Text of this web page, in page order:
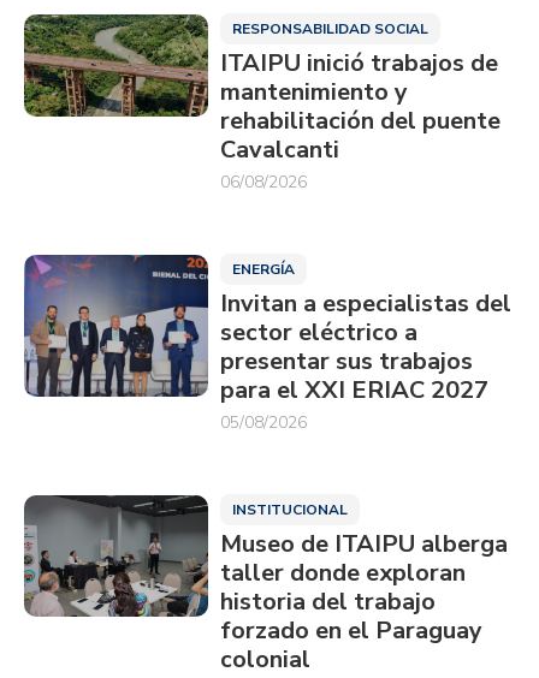
RESPONSABILIDAD SOCIAL
ITAIPU inició trabajos de
mantenimiento y
rehabilitación del puente
Cavalcanti
06/08/2026
ENERGÍA
Invitan a especialistas del
sector eléctrico a
presentar sus trabajos
para el XXI ERIAC 2027
05/08/2026
INSTITUCIONAL
Museo de ITAIPU alberga
taller donde exploran
historia del trabajo
forzado en el Paraguay
colonial